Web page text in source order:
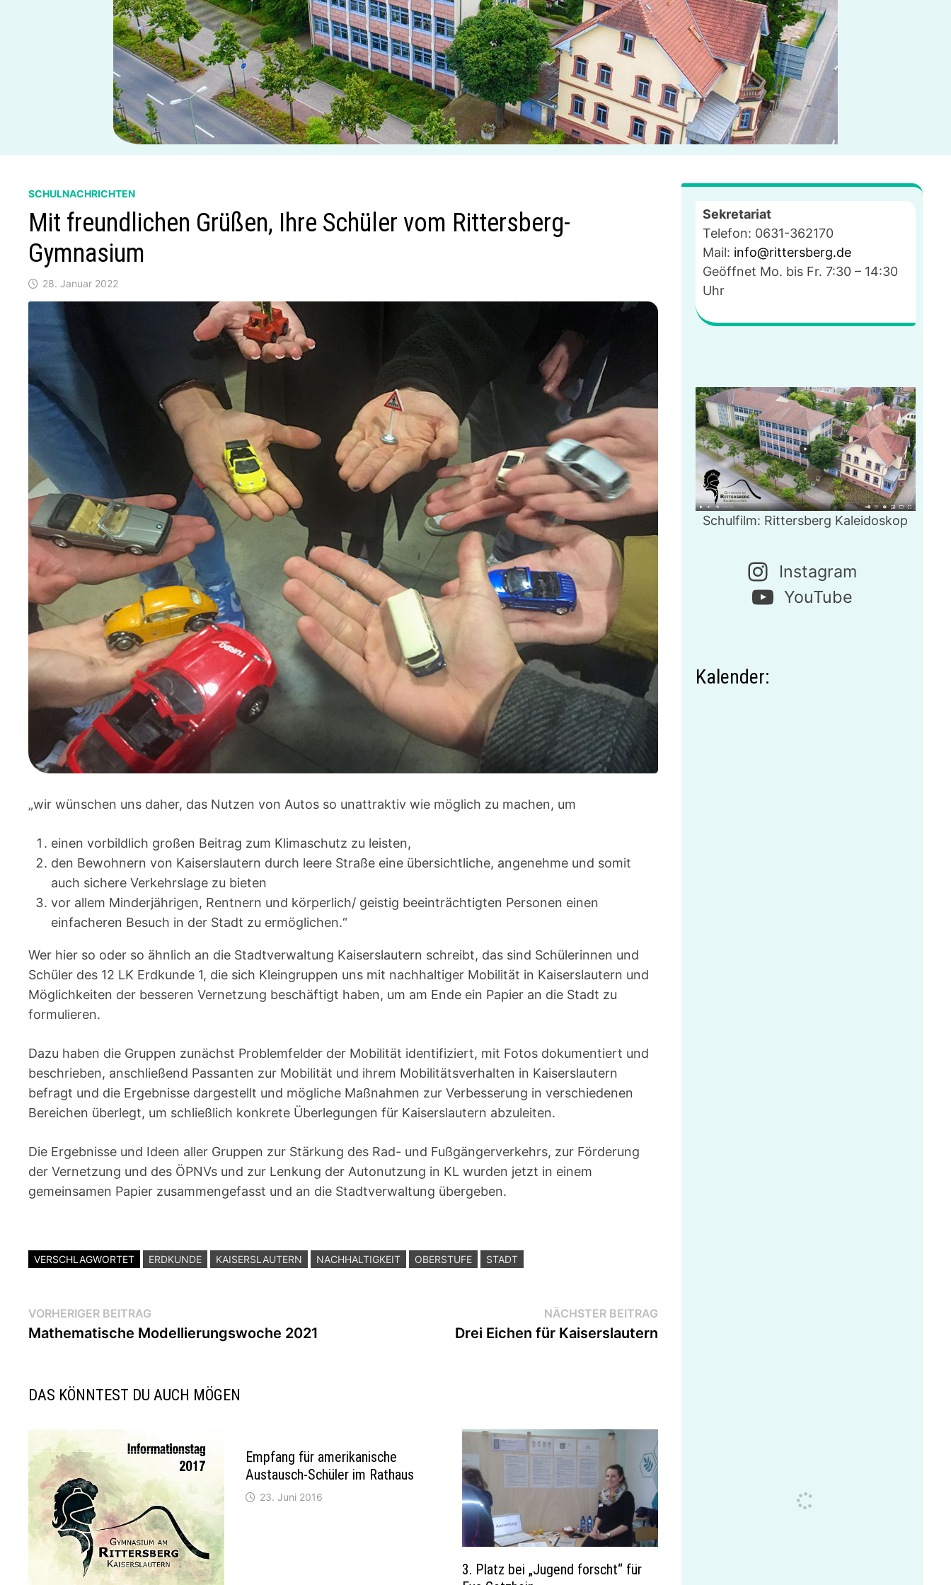
SCHULNACHRICHTEN
Mit freundlichen Grüßen, Ihre Schüler vom Rittersberg-
Gymnasium
28. Januar 2022
„wir wünschen uns daher, das Nutzen von Autos so unattraktiv wie möglich zu machen, um
einen vorbildlich großen Beitrag zum Klimaschutz zu leisten,
den Bewohnern von Kaiserslautern durch leere Straße eine übersichtliche, angenehme und somit
auch sichere Verkehrslage zu bieten
vor allem Minderjährigen, Rentnern und körperlich/ geistig beeinträchtigten Personen einen
einfacheren Besuch in der Stadt zu ermöglichen.“
Wer hier so oder so ähnlich an die Stadtverwaltung Kaiserslautern schreibt, das sind Schülerinnen und
Schüler des 12 LK Erdkunde 1, die sich Kleingruppen uns mit nachhaltiger Mobilität in Kaiserslautern und
Möglichkeiten der besseren Vernetzung beschäftigt haben, um am Ende ein Papier an die Stadt zu
formulieren.
Dazu haben die Gruppen zunächst Problemfelder der Mobilität identifiziert, mit Fotos dokumentiert und
beschrieben, anschließend Passanten zur Mobilität und ihrem Mobilitätsverhalten in Kaiserslautern
befragt und die Ergebnisse dargestellt und mögliche Maßnahmen zur Verbesserung in verschiedenen
Bereichen überlegt, um schließlich konkrete Überlegungen für Kaiserslautern abzuleiten.
Die Ergebnisse und Ideen aller Gruppen zur Stärkung des Rad- und Fußgängerverkehrs, zur Förderung
der Vernetzung und des ÖPNVs und zur Lenkung der Autonutzung in KL wurden jetzt in einem
gemeinsamen Papier zusammengefasst und an die Stadtverwaltung übergeben.
VERSCHLAGWORTET ERDKUNDE KAISERSLAUTERN NACHHALTIGKEIT OBERSTUFE STADT
Beitragsnavigation
VORHERIGER BEITRAG
Beitrag:
Mathematische Modellierungswoche 2021
NÄCHSTER BEITRAGNächster
Beitrag:
Drei Eichen für Kaiserslautern
DAS KÖNNTEST DU AUCH MÖGEN
Empfang für amerikanische
Austausch-Schüler im Rathaus
23. Juni 2016
3. Platz bei „Jugend forscht“ für
Sekretariat
Telefon: 0631-362170
Mail: info@rittersberg.de
Geöffnet Mo. bis Fr. 7:30 – 14:30
Uhr
Schulfilm: Rittersberg Kaleidoskop
Instagram
YouTube
Kalender: